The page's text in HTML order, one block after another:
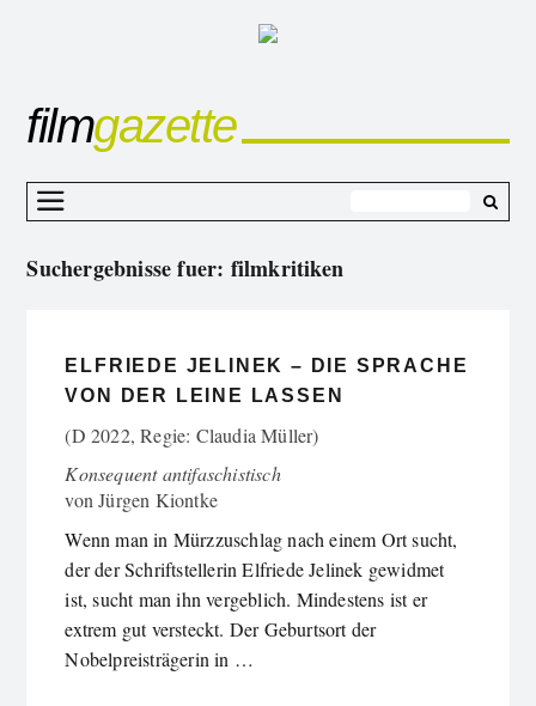
filmgazette
Suchergebnisse fuer: filmkritiken
ELFRIEDE JELINEK – DIE SPRACHE
VON DER LEINE LASSEN
(D 2022, Regie: Claudia Müller)
Konsequent antifaschistisch
vonJürgen Kiontke
Wenn man in Mürzzuschlag nach einem Ort sucht,
der der Schriftstellerin Elfriede Jelinek gewidmet
ist, sucht man ihn vergeblich. Mindestens ist er
extrem gut versteckt. Der Geburtsort der
Nobelpreisträgerin in …